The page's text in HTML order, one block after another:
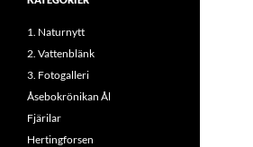
1. Naturnytt
2. Vattenblänk
3. Fotogalleri
Åsebokrönikan Ål
Fjärilar
Hertingforsen